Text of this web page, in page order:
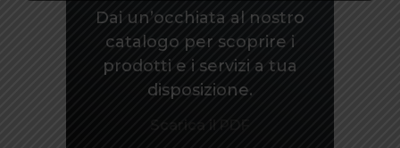
Dai un’occhiata al nostro
catalogo per scoprire i
prodotti e i servizi a tua
disposizione.
Scarica il PDF